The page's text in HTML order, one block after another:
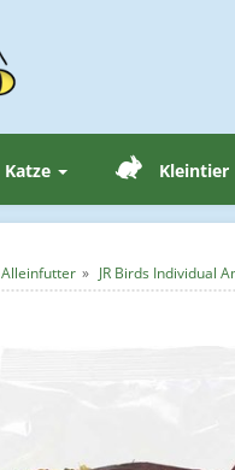
Katze Kleintier
Alleinfutter JR Birds Individual